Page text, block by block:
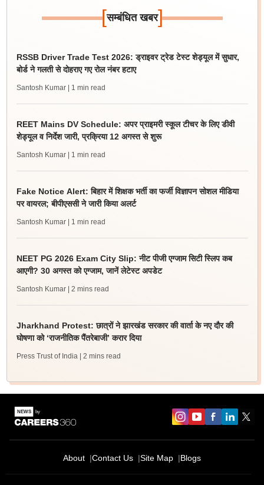
[सम्बंधित खबर]
RSSB Driver Trade Test 2026: ड्राइवर ट्रेड टेस्ट शेड्यूल में सुधार,
बोर्ड ने गलती से दोहराए गए रोल नंबर हटाए
Santosh Kumar | 1 min read
REET Mains DV Schedule: अपर प्राइमरी स्कूल टीचर के लिए डीवी
शेड्यूल व निर्देश जारी, प्रक्रिया 12 अगस्त से शुरू
Santosh Kumar | 1 min read
Fake Notice Alert: बिहार में शिक्षक भर्ती का फर्जी विज्ञापन सोशल मीडिया
पर वायरल; बीपीएससी ने जारी किया अलर्ट
Santosh Kumar | 1 min read
NEET PG 2026 Exam City Slip: नीट पीजी एग्जाम सिटी स्लिप कब
आएगी? 30 अगस्त को एग्जाम, जानें लेटेस्ट अपडेट
Santosh Kumar | 2 mins read
Jharkhand Protest: छात्रों ने झारखंड सरकार की वार्ता के नए दौर की
घोषणा को ‘राजनीतिक पैंतरेबाजी’ करार दिया
Press Trust of India | 2 mins read
About Contact Us Site Map Blogs